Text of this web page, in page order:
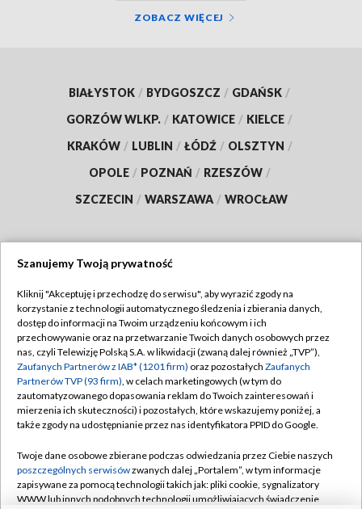
ZOBACZ WIĘCEJ
BIAŁYSTOK / BYDGOSZCZ / GDAŃSK /
GORZÓW WLKP. / KATOWICE / KIELCE /
KRAKÓW / LUBLIN / ŁÓDŹ / OLSZTYN /
OPOLE / POZNAŃ / RZESZÓW /
SZCZECIN / WARSZAWA / WROCŁAW
TVP
Abonament TVP
Emisja w TVP
Centrum informacji TVP
Naziemna Telewizja Cyfrowa
Rada Programowa
System NOS
Regulamin TVP
Polityka prywatności
Moje zgody
Pomoc
Kontakt
Szanujemy Twoją prywatność
Kliknij "Akceptuję i przechodzę do serwisu", aby wyrazić zgody na
korzystanie z technologii automatycznego śledzenia i zbierania danych,
dostęp do informacji na Twoim urządzeniu końcowym i ich
przechowywanie oraz na przetwarzanie Twoich danych osobowych przez
nas, czyli Telewizję Polską S.A. w likwidacji (zwaną dalej również „TVP”),
Zaufanych Partnerów z IAB* (1201 firm) oraz pozostałych Zaufanych
Partnerów TVP (93 firm), w celach marketingowych (w tym do
zautomatyzowanego dopasowania reklam do Twoich zainteresowań i
mierzenia ich skuteczności) i pozostałych, które wskazujemy poniżej, a
także zgody na udostępnianie przez nas identyfikatora PPID do Google.
Twoje dane osobowe zbierane podczas odwiedzania przez Ciebie naszych
poszczególnych serwisówzwanych dalej „Portalem”, w tym informacje
zapisywane za pomocą technologii takich jak: pliki cookie, sygnalizatory
WWW lub innych podobnych technologii umożliwiających świadczenie